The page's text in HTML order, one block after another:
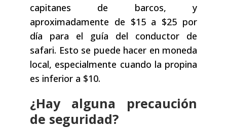
capitanes de barcos, y
aproximadamente de $15 a $25 por
día para el guía del conductor de
safari. Esto se puede hacer en moneda
local, especialmente cuando la propina
es inferior a $10.
¿Hay alguna precaución
de seguridad?